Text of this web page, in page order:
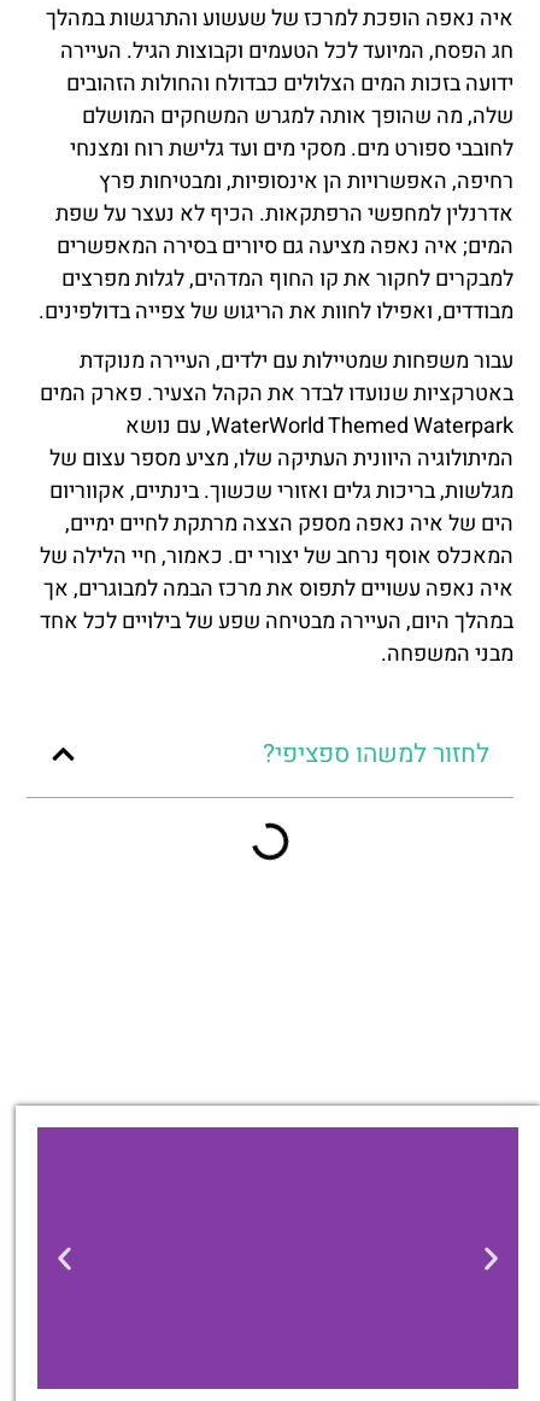
איה נאפה הופכת למרכז של שעשוע והתרגשות במהלך
חג הפסח, המיועד לכל הטעמים וקבוצות הגיל. העיירה
ידועה בזכות המים הצלולים כבדולח והחולות הזהובים
שלה, מה שהופך אותה למגרש המשחקים המושלם
לחובבי ספורט מים. מסקי מים ועד גלישת רוח ומצנחי
רחיפה, האפשרויות הן אינסופיות, ומבטיחות פרץ
אדרנלין למחפשי הרפתקאות. הכיף לא נעצר על שפת
המים; איה נאפה מציעה גם סיורים בסירה המאפשרים
למבקרים לחקור את קו החוף המדהים, לגלות מפרצים
מבודדים, ואפילו לחוות את הריגוש של צפייה בדולפינים.
עבור משפחות שמטיילות עם ילדים, העיירה מנוקדת
באטרקציות שנועדו לבדר את הקהל הצעיר. פארק המים
WaterWorld Themed Waterpark, עם נושא
המיתולוגיה היוונית העתיקה שלו, מציע מספר עצום של
מגלשות, בריכות גלים ואזורי שכשוך. בינתיים, אקווריום
הים של איה נאפה מספק הצצה מרתקת לחיים ימיים,
המאכלס אוסף נרחב של יצורי ים. כאמור, חיי הלילה של
איה נאפה עשויים לתפוס את מרכז הבמה למבוגרים, אך
במהלך היום, העיירה מבטיחה שפע של בילויים לכל אחד
מבני המשפחה.
לחזור למשהו ספציפי?